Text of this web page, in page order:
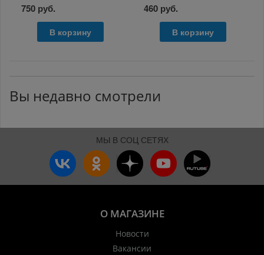
750 руб.
В корзину
460 руб.
В корзину
Вы недавно смотрели
МЫ В СОЦ СЕТЯХ
О МАГАЗИНЕ
Новости
Вакансии